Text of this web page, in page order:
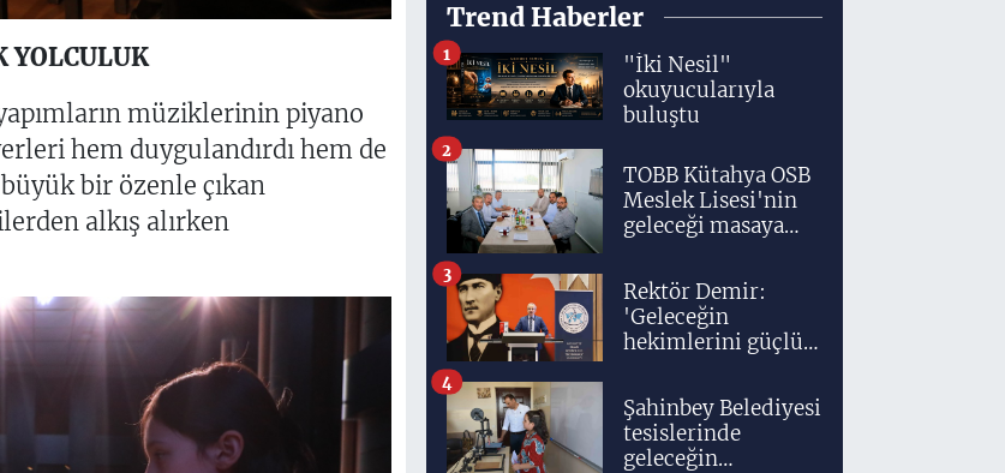
YOLCULUK
müziklerinin piyano
hem duygulandırdı hem de
bir özenle çıkan
alkış alırken
Trend Haberler
"İki Nesil"
okuyucularıyla
buluştu
1
TOBB Kütahya OSB
Meslek Lisesi'nin
geleceği masaya
2
Rektör Demir:
'Geleceğin
hekimlerini güçlü
klinik altyapıyla
yetiştiriyoruz'
3
Şahinbey Belediyesi
tesislerinde
geleceğin
4